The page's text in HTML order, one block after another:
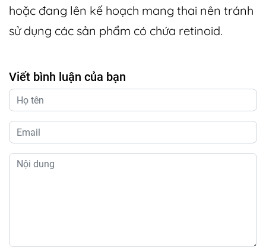
hoặc đang lên kế hoạch mang thai nên tránh
sử dụng các sản phẩm có chứa retinoid.
Viết bình luận của bạn